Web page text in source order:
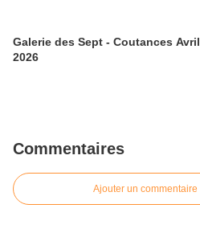
Galerie des Sept - Coutances Avril
2026
Commentaires
Ajouter un commentaire